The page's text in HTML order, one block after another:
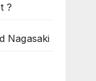
?
Nagasaki